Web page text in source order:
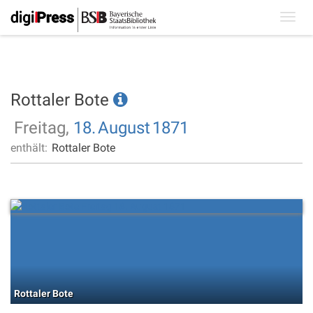
Rottaler Bote
Freitag, 18.August 1871
enthält: Rottaler Bote
Rottaler Bote